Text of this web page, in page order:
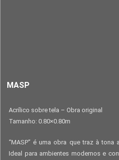
MASP
Acrílico sobre tela – Obra original
Tamanho: 0.80×0.80m
“MASP” é uma obra que traz à tona
Ideal para ambientes modernos e